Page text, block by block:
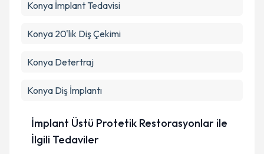
Konya İmplant Tedavisi
Konya 20'lik Diş Çekimi
Konya Detertraj
Konya Diş İmplantı
İmplant Üstü Protetik Restorasyonlar ile
İlgili Tedaviler